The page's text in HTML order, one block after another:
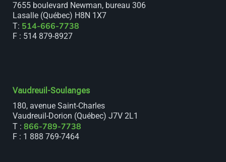
7655 boulevard Newman, bureau 306
Lasalle (Québec) H8N 1X7
T: 514-666-7738
F : 514 879-8927
Vaudreuil-Soulanges
180, avenue Saint-Charles
Vaudreuil-Dorion (Québec) J7V 2L1
T : 866-789-7738
F : 1 888 769-7464